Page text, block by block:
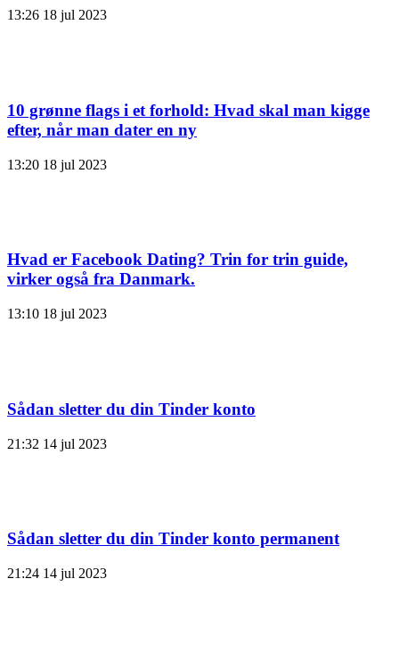
13:26 18 jul 2023
10 grønne flags i et forhold: Hvad skal man kigge
efter, når man dater en ny
13:20 18 jul 2023
Hvad er Facebook Dating? Trin for trin guide,
virker også fra Danmark.
13:10 18 jul 2023
Sådan sletter du din Tinder konto
21:32 14 jul 2023
Sådan sletter du din Tinder konto permanent
21:24 14 jul 2023